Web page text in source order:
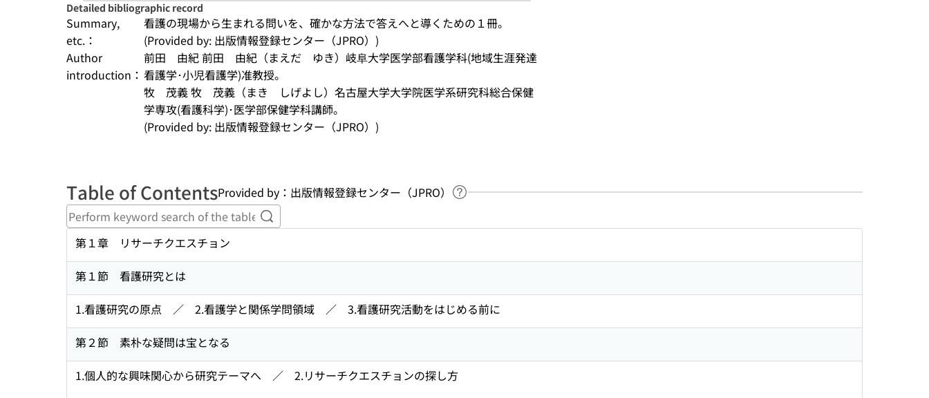
Detailed bibliographic record
Summary,
etc.：
看護の現場から生まれる問いを、確かな方法で答えへと導くための１冊。
(Provided by: 出版情報登録センター（JPRO）)
Author
introduction：
前田　由紀 前田　由紀（まえだ　ゆき）岐阜大学医学部看護学科(地域生涯発達
看護学･小児看護学)准教授。
牧　茂義 牧　茂義（まき　しげよし）名古屋大学大学院医学系研究科総合保健
学専攻(看護科学)･医学部保健学科講師。
(Provided by: 出版情報登録センター（JPRO）)
Table of ContentsProvided by：出版情報登録センター（JPRO）
Link to Help Page
Perform keyword search of the table of contents
第１章 リサーチクエスチョン
第１節 看護研究とは
1.看護研究の原点 ／ 2.看護学と関係学問領域 ／ 3.看護研究活動をはじめる前に
第２節 素朴な疑問は宝となる
1.個人的な興味関心から研究テーマへ ／ 2.リサーチクエスチョンの探し方